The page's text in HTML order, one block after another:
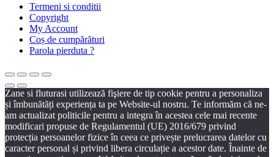
Termeni si conditii
Copyright
My Account
Coș de cumpărături
Parola pierduta ?
Zane si fluturasi utilizează fişiere de tip cookie pentru a personaliza
și îmbunătăți experiența ta pe Website-ul nostru. Te informăm că ne-
am actualizat politicile pentru a integra în acestea cele mai recente
modificari propuse de Regulamentul (UE) 2016/679 privind
protecția persoanelor fizice în ceea ce privește prelucrarea datelor cu
caracter personal și privind libera circulație a acestor date. Înainte de